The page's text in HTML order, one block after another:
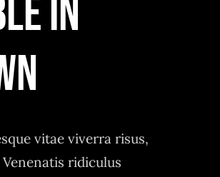
IN
vitae viverra risus,
ridiculus